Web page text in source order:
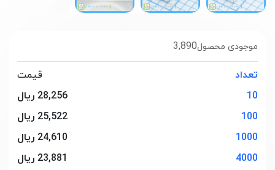
3,890موجودی محصول
تعداد
قیمت
10
28,256 ریال
100
25,522 ریال
1000
24,610 ریال
4000
23,881 ریال